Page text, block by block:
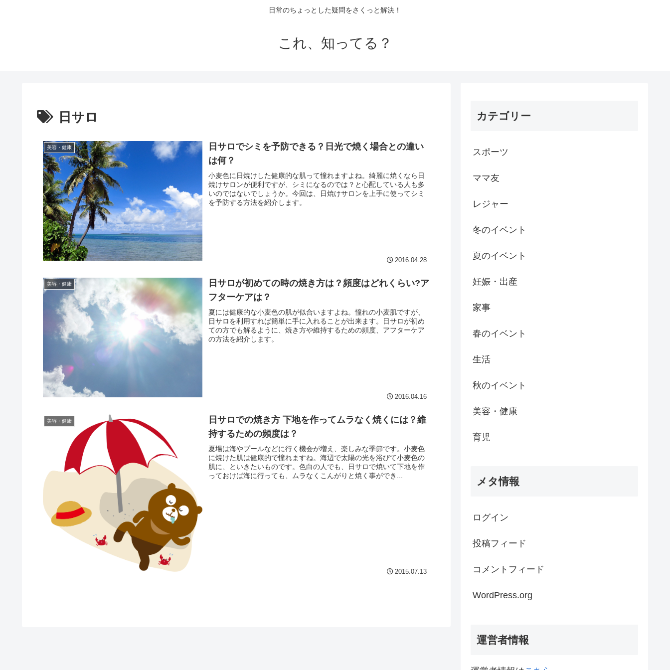
日常のちょっとした疑問をさくっと解決！
これ、知ってる？
日サロ
美容・健康
日サロでシミを予防できる？日光で焼く場合との違い
は何？
小麦色に日焼けした健康的な肌って憧れますよね。綺麗に焼くなら日
焼けサロンが便利ですが、シミになるのでは？と心配している人も多
いのではないでしょうか。今回は、日焼けサロンを上手に使ってシミ
を予防する方法を紹介します。
2016.04.28
美容・健康
日サロが初めての時の焼き方は？頻度はどれくらい?ア
フターケアは？
夏には健康的な小麦色の肌が似合いますよね。憧れの小麦肌ですが、
日サロを利用すれば簡単に手に入れることが出来ます。日サロが初め
ての方でも解るように、焼き方や維持するための頻度、アフターケア
の方法を紹介します。
2016.04.16
美容・健康
日サロでの焼き方 下地を作ってムラなく焼くには？維
持するための頻度は？
夏場は海やプールなどに行く機会が増え、楽しみな季節です。小麦色
に焼けた肌は健康的で憧れますね。海辺で太陽の光を浴びて小麦色の
肌に、といきたいものです。色白の人でも、日サロで焼いて下地を作
っておけば海に行っても、ムラなくこんがりと焼く事ができ...
2015.07.13
カテゴリー
スポーツ
ママ友
レジャー
冬のイベント
夏のイベント
妊娠・出産
家事
春のイベント
生活
秋のイベント
美容・健康
育児
メタ情報
ログイン
投稿フィード
コメントフィード
WordPress.org
運営者情報